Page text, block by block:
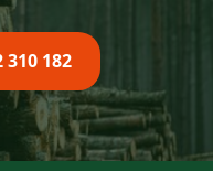
182